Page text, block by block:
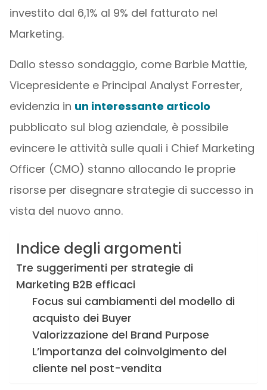
investito dal 6,1% al 9% del fatturato nel
Marketing.
Dallo stesso sondaggio, come Barbie Mattie,
Vicepresidente e Principal Analyst Forrester,
evidenzia in un interessante articolo
pubblicato sul blog aziendale, è possibile
evincere le attività sulle quali i Chief Marketing
Officer (CMO) stanno allocando le proprie
risorse per disegnare strategie di successo in
vista del nuovo anno.
Indice degli argomenti
Tre suggerimenti per strategie di
Marketing B2B efficaci
Focus sui cambiamenti del modello di
acquisto dei Buyer
Valorizzazione del Brand Purpose
L’importanza del coinvolgimento del
cliente nel post-vendita